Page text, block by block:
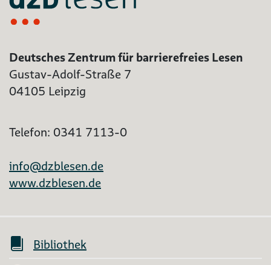
Deutsches Zentrum für barrierefreies Lesen
Gustav-Adolf-Straße 7
04105 Leipzig
Telefon: 0341 7113-0
info@dzblesen.de
www.dzblesen.de
Bibliothek